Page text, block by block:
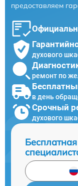
предоставляем
духового
ремонт по
в день
Срочный
духового